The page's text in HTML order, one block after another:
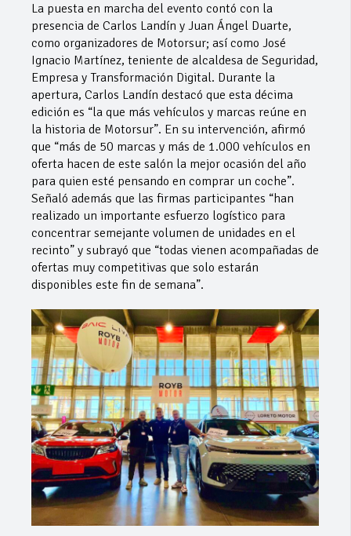
La puesta en marcha del evento contó con la
presencia de Carlos Landín y Juan Ángel Duarte,
como organizadores de Motorsur; así como José
Ignacio Martínez, teniente de alcaldesa de Seguridad,
Empresa y Transformación Digital. Durante la
apertura, Carlos Landín destacó que esta décima
edición es “la que más vehículos y marcas reúne en
la historia de Motorsur”. En su intervención, afirmó
que “más de 50 marcas y más de 1.000 vehículos en
oferta hacen de este salón la mejor ocasión del año
para quien esté pensando en comprar un coche”.
Señaló además que las firmas participantes “han
realizado un importante esfuerzo logístico para
concentrar semejante volumen de unidades en el
recinto” y subrayó que “todas vienen acompañadas de
ofertas muy competitivas que solo estarán
disponibles este fin de semana”.